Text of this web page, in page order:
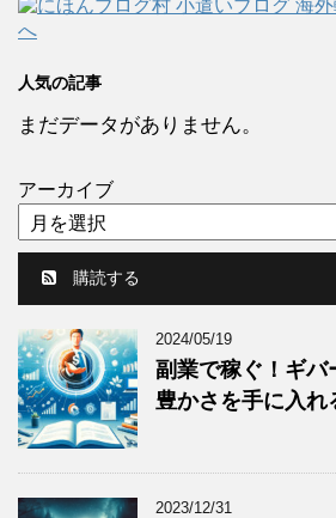
人気の記事
まだデータがありません。
アーカイブ
購読する
2024/05/19
副業で稼ぐ！ギバ
豊かさを手に入れ
2023/12/31